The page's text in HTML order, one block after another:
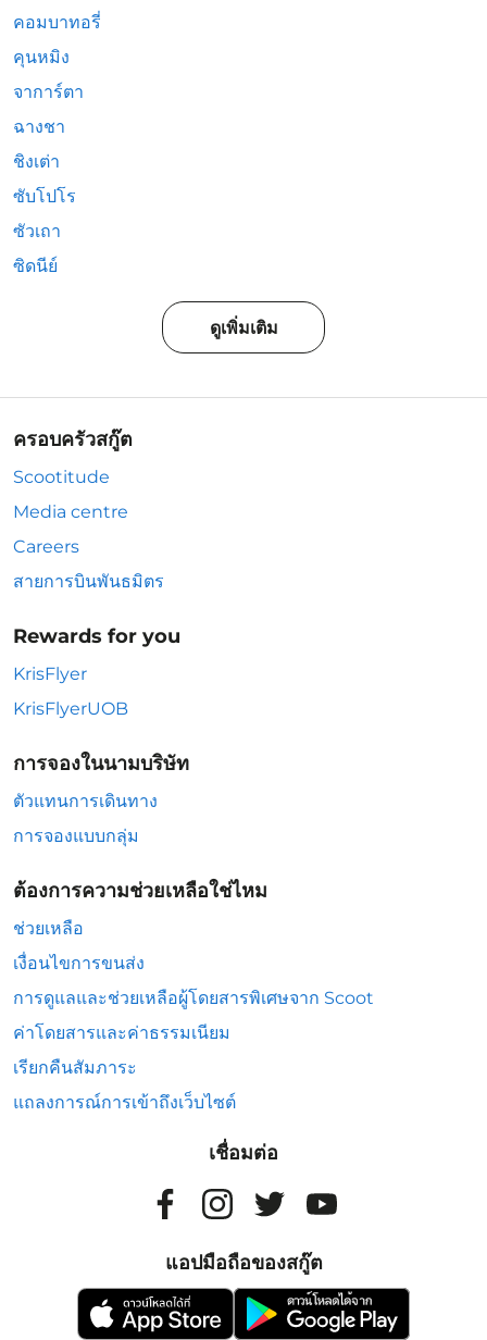
คอมบาทอรี่
คุนหมิง
จาการ์ตา
ฉางชา
ชิงเต่า
ซับโปโร
ซัวเถา
ซิดนีย์
ดูเพิ่มเติม
ครอบครัวสกู๊ต
Scootitude
Media centre
Careers
สายการบินพันธมิตร
Rewards for you
KrisFlyer
KrisFlyerUOB
การจองในนามบริษัท
ตัวแทนการเดินทาง
การจองแบบกลุ่ม
ต้องการความช่วยเหลือใช่ไหม
ช่วยเหลือ
เงื่อนไขการขนส่ง
การดูแลและช่วยเหลือผู้โดยสารพิเศษจาก Scoot
ค่าโดยสารและค่าธรรมเนียม
เรียกคืนสัมภาระ
แถลงการณ์การเข้าถึงเว็บไซต์
เชื่อมต่อ
แอปมือถือของสกู๊ต